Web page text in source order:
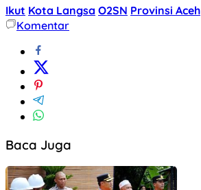
Ikut Kota Langsa O2SN Provinsi Aceh
Komentar
Baca Juga